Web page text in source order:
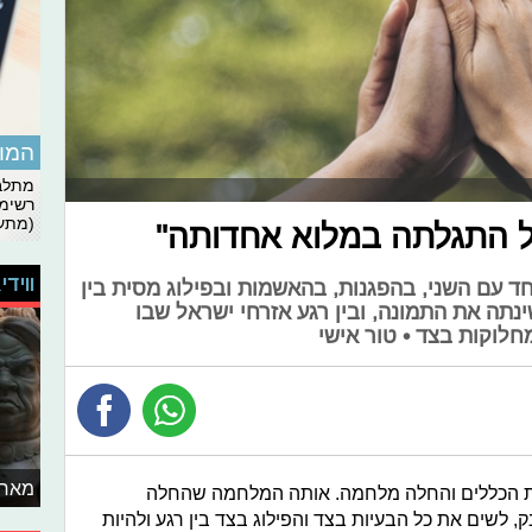
התגלתה במלוא אחדותה"
עם השני, בהפגנות, בהאשמות ובפילוג מסית בין
את התמונה, ובין רגע אזרחי ישראל שבו
בצד • טור אישי
הכללים והחלה מלחמה. אותה המלחמה שהחלה
את כל הבעיות בצד והפילוג בצד בין רגע ולהיות